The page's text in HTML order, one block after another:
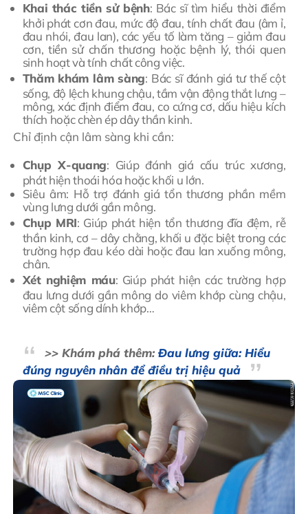
Khai thác tiền sử bệnh: Bác sĩ tìm hiểu thời điểm
khởi phát cơn đau, mức độ đau, tính chất đau (âm ỉ,
đau nhói, đau lan), các yếu tố làm tăng – giảm đau
cơn, tiền sử chấn thương hoặc bệnh lý, thói quen
sinh hoạt và tính chất công việc.
Thăm khám lâm sàng: Bác sĩ đánh giá tư thế cột
sống, độ lệch khung chậu, tầm vận động thắt lưng –
mông, xác định điểm đau, co cứng cơ, dấu hiệu kích
thích hoặc chèn ép dây thần kinh.
Chỉ định cận lâm sàng khi cần:
Chụp X-quang: Giúp đánh giá cấu trúc xương,
phát hiện thoái hóa hoặc khối u lớn.
Siêu âm: Hỗ trợ đánh giá tổn thương phần mềm
vùng lưng dưới gần mông.
Chụp MRI: Giúp phát hiện tổn thương đĩa đệm, rễ
thần kinh, cơ – dây chằng, khối u đặc biệt trong các
trường hợp đau kéo dài hoặc đau lan xuống mông,
chân.
Xét nghiệm máu: Giúp phát hiện các trường hợp
đau lưng dưới gần mông do viêm khớp cùng chậu,
viêm cột sống dính khớp…
>> Khám phá thêm:Đau lưng giữa: Hiểu
đúng nguyên nhân để điều trị hiệu quả